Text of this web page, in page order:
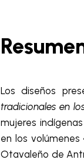
Los diseños
tradicionales en
mujeres
en los
Otavaleño de